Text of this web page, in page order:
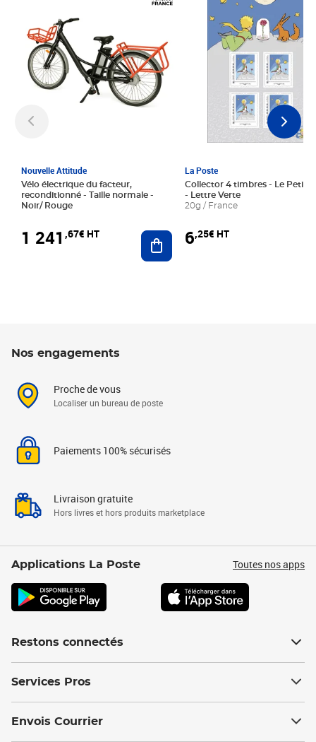
Nouvelle Attitude
Vélo électrique du facteur,
reconditionné - Taille normale -
Noir/ Rouge
1 241 ,67€ HT Ajouter au panier
La Poste
Collector 4 timbres - Le Petit
- Lettre Verte
20g / France
6,25€ HT
Nos engagements
Proche de vous
Localiser un bureau de poste
Paiements 100% sécurisés
Livraison gratuite
Hors livres et hors produits marketplace
Applications La Poste Toutes nos apps
Restons connectés
Services Pros
Envois Courrier